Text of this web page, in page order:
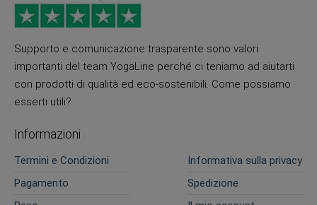
Supporto e comunicazione trasparente sono valori
importanti del team YogaLine perché ci teniamo ad aiutarti
con prodotti di qualità ed eco-sostenibili. Come possiamo
esserti utili?
Informazioni
Termini e Condizioni
Informativa sulla privacy
Pagamento
Spedizione